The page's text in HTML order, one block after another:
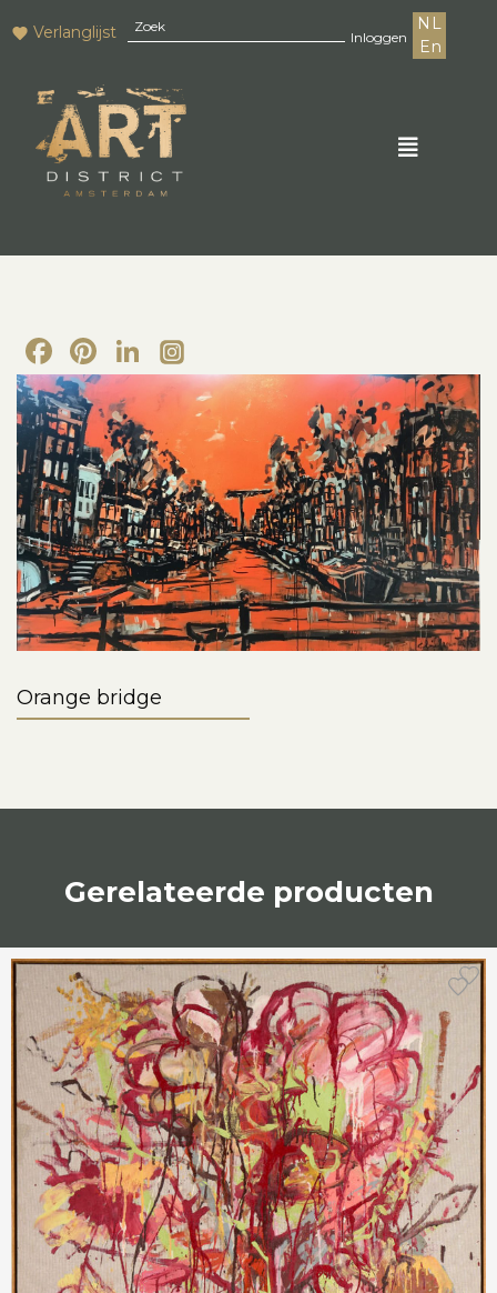
Verlanglijst Inloggen
NL
En
Facebook
Pinterest
LinkedIn
Orange bridge
Gerelateerde producten